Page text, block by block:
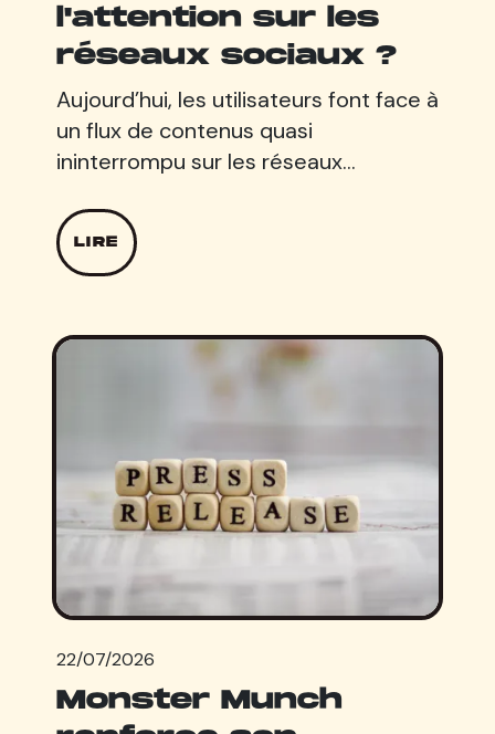
l'attention sur les
réseaux sociaux ?
Aujourd’hui, les utilisateurs font face à
un flux de contenus quasi
ininterrompu sur les réseaux…
LIRE
22/07/2026
Monster Munch